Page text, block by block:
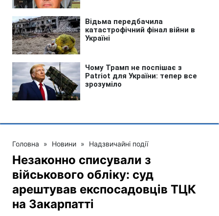
Головна » Новини » Надзвичайні події
Незаконно списували з
військового обліку: суд
арештував експосадовців ТЦК
на Закарпатті